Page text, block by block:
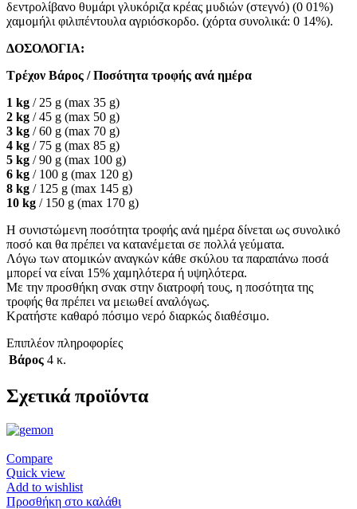
δεντρολίβανο θυμάρι γλυκόριζα κρέας μυδιών (στεγνό) (0 01%)
χαμομήλι φιλιπέντουλα αγριόσκορδο. (χόρτα συνολικά: 0 14%).
ΔΟΣΟΛΟΓΙΑ:
Τρέχον Βάρος / Ποσότητα τροφής ανά ημέρα
1 kg / 25 g (max 35 g)
2 kg / 45 g (max 50 g)
3 kg / 60 g (max 70 g)
4 kg / 75 g (max 85 g)
5 kg / 90 g (max 100 g)
6 kg / 100 g (max 120 g)
8 kg / 125 g (max 145 g)
10 kg / 150 g (max 170 g)
Η συνιστώμενη ποσότητα τροφής ανά ημέρα δίνεται ως συνολικό
ποσό και θα πρέπει να κατανέμεται σε πολλά γεύματα.
Λόγω των ατομικών αναγκών κάθε σκύλου τα παραπάνω ποσά
μπορεί να είναι 15% χαμηλότερα ή υψηλότερα.
Με την προσθήκη σνακ στην διατροφή τους, η ποσότητα της
τροφής θα πρέπει να μειωθεί αναλόγως.
Κρατήστε καθαρό πόσιμο νερό διαρκώς διαθέσιμο.
Επιπλέον πληροφορίες
Βάρος 4 κ.
Σχετικά προϊόντα
Compare
Quick view
Add to wishlist
Προσθήκη στο καλάθι